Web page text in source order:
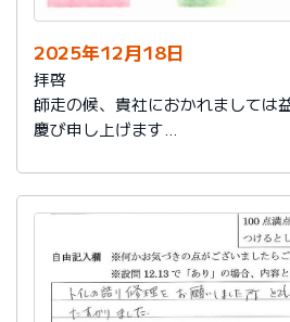
2025年12月18日
拝啓
師走の候、貴社におかれましては
慶び申し上げます
ざいました。
また、本日は心のこもったお葉書
縁があり、この度の拙宅のリフォ
し、中田様、渡辺様をはじめ皆様
て、毎日快適に暮らしております
した。